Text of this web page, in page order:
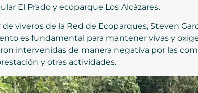
El Prado y ecoparque Los Alcázares.
viveros de la Red de Ecoparques, Steven
es fundamental para mantener vivas y
intervenidas de manera negativa por las
y otras actividades.